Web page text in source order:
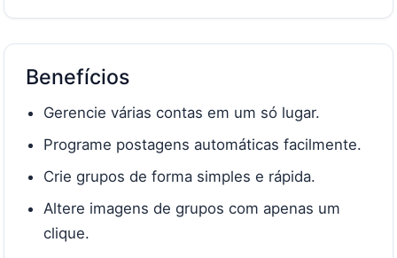
Benefícios
Gerencie várias contas em um só lugar.
Programe postagens automáticas facilmente.
Crie grupos de forma simples e rápida.
Altere imagens de grupos com apenas um
clique.